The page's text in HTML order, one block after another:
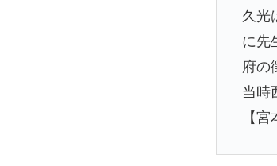
久光
に先
府の
当時
【